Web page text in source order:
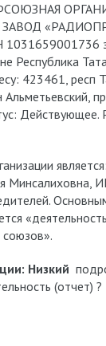
Республика
423461, респ
Действующее.
Минсалиховна,
«деятельность
Низкий
(отчет) ?